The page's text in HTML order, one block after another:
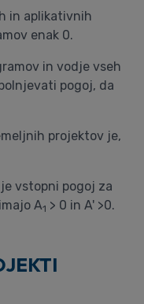
in aplikativnih
enak 0.
in vodje vseh
pogoj, da
projektov je,
vstopni pogoj za
A1 > 0 in A' >0.